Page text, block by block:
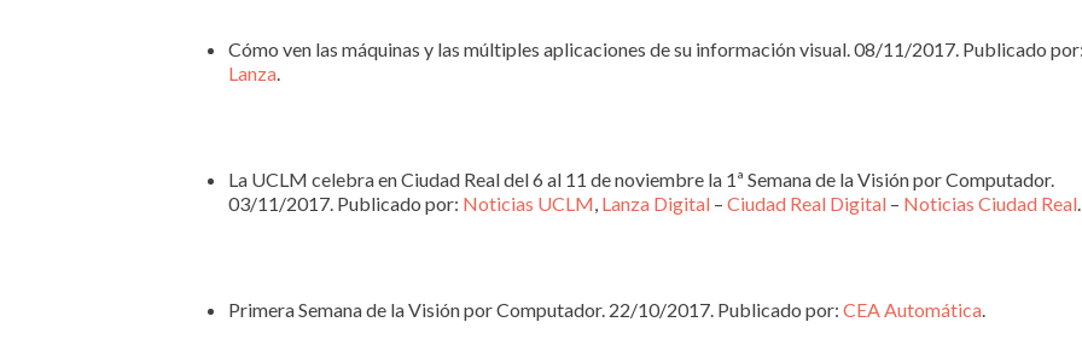
Cómo ven las máquinas y las múltiples aplicaciones de su información visual. 08/11/2017. Publicado por:
Lanza.
La UCLM celebra en Ciudad Real del 6 al 11 de noviembre la 1ª Semana de la Visión por Computador.
03/11/2017. Publicado por: Noticias UCLM, Lanza Digital – Ciudad Real Digital – Noticias Ciudad Real.
Primera Semana de la Visión por Computador. 22/10/2017. Publicado por: CEA Automática.